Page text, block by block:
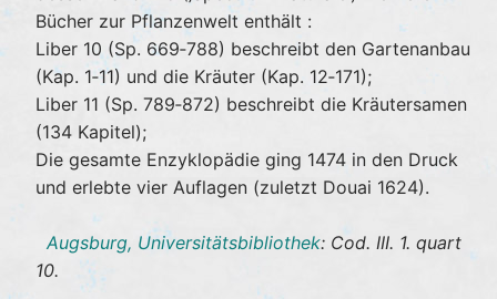
Bücher zur Pflanzenwelt enthält :
Liber 10 (Sp. 669‐788) beschreibt den Gartenanbau
(Kap. 1‐11) und die Kräuter (Kap. 12‐171);
Liber 11 (Sp. 789‐872) beschreibt die Kräutersamen
(134 Kapitel);
Die gesamte Enzyklopädie ging 1474 in den Druck
und erlebte vier Auflagen (zuletzt Douai 1624).
Augsburg, Universitätsbibliothek: Cod. III. 1. quart
10.